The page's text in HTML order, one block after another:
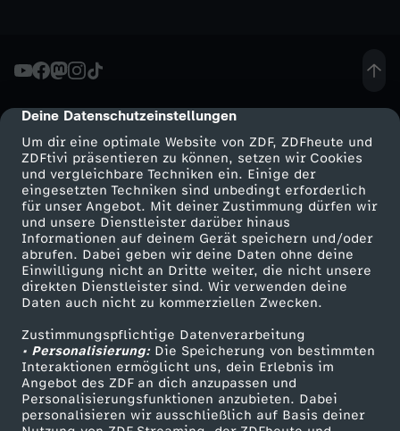
cmp-dialog-description
Deine Datenschutzeinstellungen
Um dir eine optimale Website von ZDF, ZDFheute und
ZDFtivi präsentieren zu können, setzen wir Cookies
und vergleichbare Techniken ein. Einige der
eingesetzten Techniken sind unbedingt erforderlich
für unser Angebot. Mit deiner Zustimmung dürfen wir
und unsere Dienstleister darüber hinaus
Informationen auf deinem Gerät speichern und/oder
abrufen. Dabei geben wir deine Daten ohne deine
Einwilligung nicht an Dritte weiter, die nicht unsere
direkten Dienstleister sind. Wir verwenden deine
Daten auch nicht zu kommerziellen Zwecken.
Zustimmungspflichtige Datenverarbeitung
• Personalisierung:Die Speicherung von bestimmten
Interaktionen ermöglicht uns, dein Erlebnis im
Angebot des ZDF an dich anzupassen und
Personalisierungsfunktionen anzubieten. Dabei
personalisieren wir ausschließlich auf Basis deiner
a
Mehr ZDF
ZDF-Apps
Smart TV
ZDFtext
Livestreams
Sendungen A-Z
TV-Programm
Service
ZDFmitreden
Kontakt zum ZDF
Tickets
Zuschauerservice
Hilfe